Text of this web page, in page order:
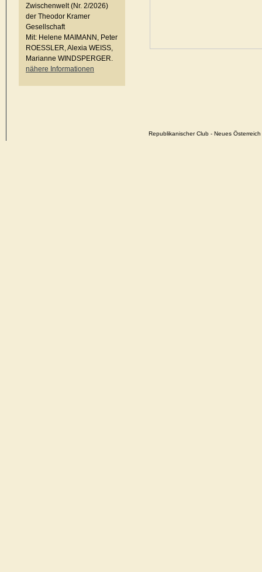
Zwischenwelt (Nr. 2/2026)
der Theodor Kramer
Gesellschaft
Mit: Helene MAIMANN, Peter
ROESSLER, Alexia WEISS,
Marianne WINDSPERGER.
nähere Informationen
Republikanischer Club - Neues